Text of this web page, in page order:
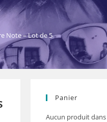
Note – Lot de 5
Panier
Aucun produit dans